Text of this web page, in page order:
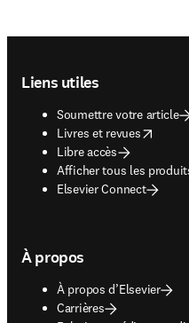
Liens utiles
Soumettre votre article
Livres et revues
opens in new tab/window
Libre accès
Afficher tous les
Elsevier Connect
À propos
À propos d’Elsevier
Carrières